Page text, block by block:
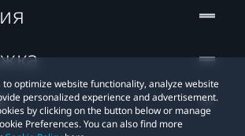
to optimize website functionality, analyze website
personalized experience and advertisement.
by clicking on the button below or manage
Preferences. You can also find more